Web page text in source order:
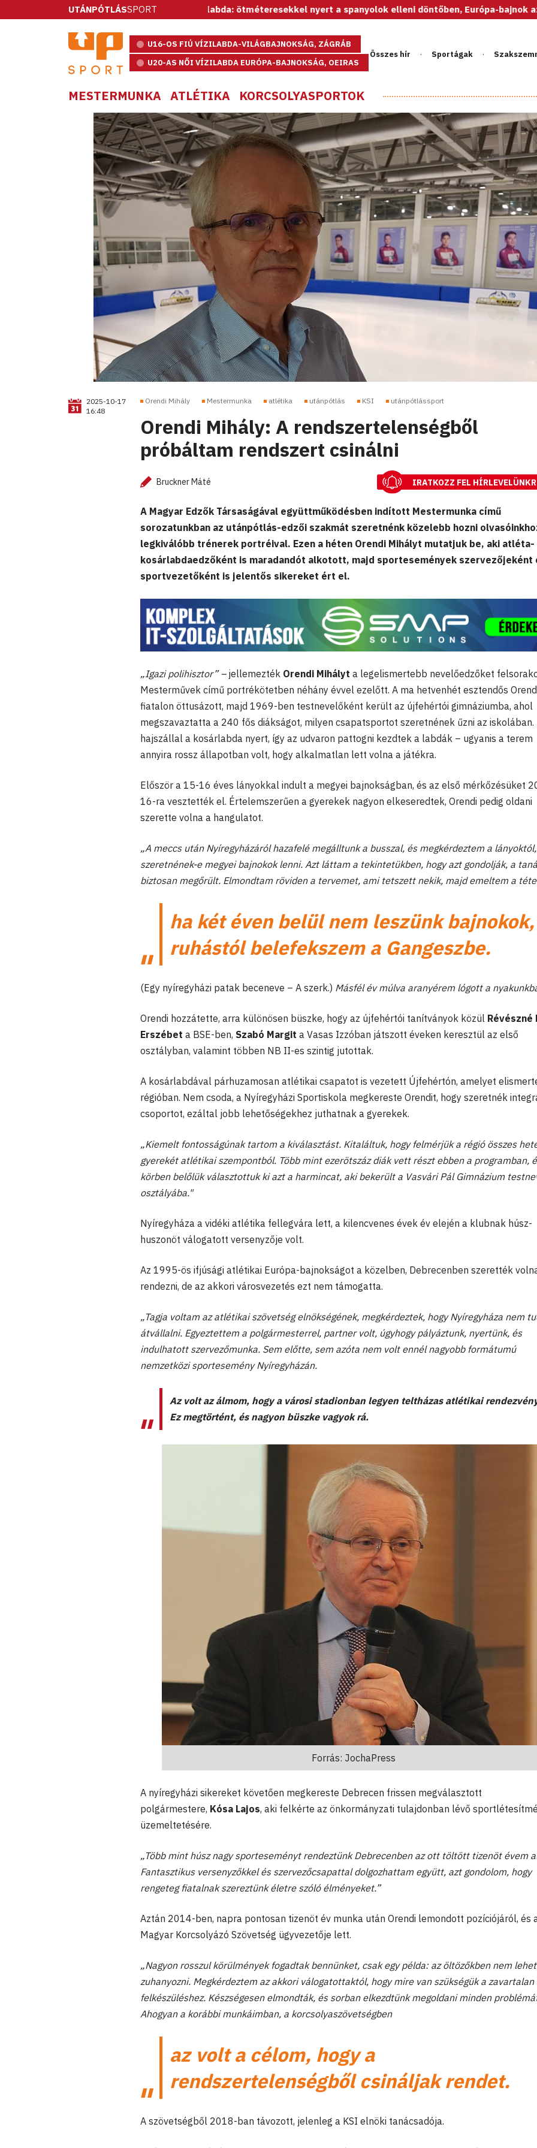
UTÁNPÓTLÁSSPORT
Vízilabda: ötméteresekkel nyert a spanyolok elleni döntőben, Európa-bajnok az U20-as női
U16-OS FIÚ VÍZILABDA-VILÁGBAJNOKSÁG, ZÁGRÁB
U20-AS NŐI VÍZILABDA EURÓPA-BAJNOKSÁG, OEIRAS
Összes hír Sportágak
MESTERMUNKA ATLÉTIKA KORCSOLYASPORTOK
2025-10-17
16:48
Orendi Mihály Mestermunka atlétika utánpótlás KSI utánpótlássport
Orendi Mihály: A rendszertelenségből
próbáltam rendszert csinálni
Bruckner Máté IRATKOZZ FEL
A Magyar Edzők Társaságával együttműködésben indított Mestermunka című
sorozatunkban az utánpótlás-edzői szakmát szeretnénk közelebb hozni
legkiválóbb trénerek portréival. Ezen a héten Orendi Mihályt mutatjuk be, aki atléta-
kosárlabdaedzőként is maradandót alkotott, majd sportesemények szervezőjeként
sportvezetőként is jelentős sikereket ért el.
„Igazi polihisztor” – jellemezték Orendi Mihályt a legelismertebb nevelőedzőket
Mesterművek című portrékötetben néhány évvel ezelőtt. A ma hetvenhét esztendős
fiatalon öttusázott, majd 1969-ben testnevelőként került az újfehértói gimnáziumba, ahol
megszavaztatta a 240 fős diákságot, milyen csapatsportot szeretnének űzni az iskolában.
hajszállal a kosárlabda nyert, így az udvaron pattogni kezdtek a labdák – ugyanis a terem
annyira rossz állapotban volt, hogy alkalmatlan lett volna a játékra.
Először a 15-16 éves lányokkal indult a megyei bajnokságban, és az első mérkőzésüket
16-ra vesztették el. Értelemszerűen a gyerekek nagyon elkeseredtek, Orendi pedig oldani
szerette volna a hangulatot.
„A meccs után Nyíregyházáról hazafelé megálltunk a busszal, és megkérdeztem a
szeretnének-e megyei bajnokok lenni. Azt láttam a tekintetükben, hogy azt gondolják, a
biztosan megőrült. Elmondtam röviden a tervemet, ami tetszett nekik, majd emeltem a
ha két éven belül nem leszünk bajnokok,
ruhástól belefekszem a Gangeszbe.
(Egy nyíregyházi patak beceneve – A szerk.) Másfél év múlva aranyérem lógott a
Orendi hozzátette, arra különösen büszke, hogy az újfehértói tanítványok közül Révészné
Erszébet a BSE-ben, Szabó Margit a Vasas Izzóban játszott éveken keresztül az első
osztályban, valamint többen NB II-es szintig jutottak.
A kosárlabdával párhuzamosan atlétikai csapatot is vezetett Újfehértón, amelyet
régióban. Nem csoda, a Nyíregyházi Sportiskola megkereste Orendit, hogy szeretnék
csoportot, ezáltal jobb lehetőségekhez juthatnak a gyerekek.
„Kiemelt fontosságúnak tartom a kiválasztást. Kitaláltuk, hogy felmérjük a régió összes
gyerekét atlétikai szempontból. Több mint ezerötszáz diák vett részt ebben a programban,
körben belőlük választottuk ki azt a harmincat, aki bekerült a Vasvári Pál Gimnázium
osztályába."
Nyíregyháza a vidéki atlétika fellegvára lett, a kilencvenes évek év elején a klubnak húsz-
huszonöt válogatott versenyzője volt.
Az 1995-ös ifjúsági atlétikai Európa-bajnokságot a közelben, Debrecenben szerették
rendezni, de az akkori városvezetés ezt nem támogatta.
„Tagja voltam az atlétikai szövetség elnökségének, megkérdeztek, hogy Nyíregyháza nem
átvállalni. Egyeztettem a polgármesterrel, partner volt, úgyhogy pályáztunk, nyertünk, és
indulhatott szervezőmunka. Sem előtte, sem azóta nem volt ennél nagyobb formátumú
nemzetközi sportesemény Nyíregyházán.
Az volt az álmom, hogy a városi stadionban legyen teltházas atlétikai
Ez megtörtént, és nagyon büszke vagyok rá.
Forrás: JochaPress
A nyíregyházi sikereket követően megkereste Debrecen frissen megválasztott
polgármestere, Kósa Lajos, aki felkérte az önkormányzati tulajdonban lévő
üzemeltetésére.
„Több mint húsz nagy sporteseményt rendeztünk Debrecenben az ott töltött tizenöt évem
Fantasztikus versenyzőkkel és szervezőcsapattal dolgozhattam együtt, azt gondolom, hogy
rengeteg fiatalnak szereztünk életre szóló élményeket.”
Aztán 2014-ben, napra pontosan tizenöt év munka után Orendi lemondott pozíciójáról, és
Magyar Korcsolyázó Szövetség ügyvezetője lett.
„Nagyon rosszul körülmények fogadtak bennünket, csak egy példa: az öltözőkben nem
zuhanyozni. Megkérdeztem az akkori válogatottaktól, hogy mire van szükségük a zavartalan
felkészüléshez. Készségesen elmondták, és sorban elkezdtünk megoldani minden
Ahogyan a korábbi munkáimban, a korcsolyaszövetségben
az volt a célom, hogy a
rendszertelenségből csináljak rendet.
A szövetségből 2018-ban távozott, jelenleg a KSI elnöki tanácsadója.